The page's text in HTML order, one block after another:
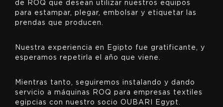
de ROQ que desean utilizar nuestros equipos
para estampar, plegar, embolsar y etiquetar las
prendas que producen.
Nuestra experiencia en Egipto fue gratificante, y
esperamos repetirla el año que viene.
Mientras tanto, seguiremos instalando y dando
servicio a máquinas ROQ para empresas textiles
egipcias con nuestro socio OUBARI Egypt.